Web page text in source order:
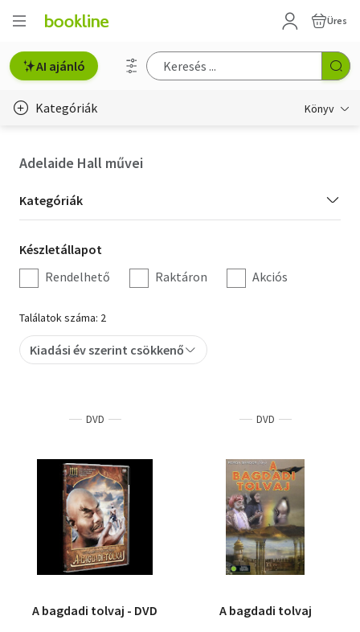
Üres
AI ajánló
Kategóriák Könyv
Hobbi, szabadidő
Irodalom
Művészet
Szakkönyv
Tankönyv, segédkönyv
Társadalomtudomány
Természettudomány
Történelem
Adelaide Hall művei
Kategória
szűrés
Kategóriák
Készletállapot
szűrés
Készletállapot
Rendelhető
Raktáron Akciós
Találatok száma: 2
Kiadási év szerint csökkenő
DVD
A bagdadi tolvaj - DVD
DVD
A bagdadi tolvaj